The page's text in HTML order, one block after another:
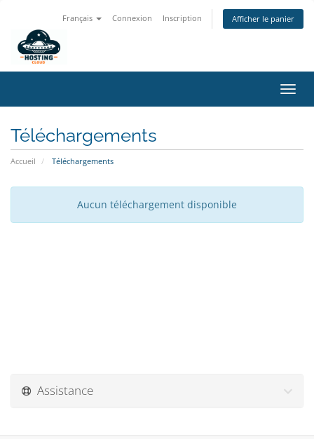
Français Connexion Inscription Afficher le panier
la
Téléchargements
Accueil Téléchargements
Aucun téléchargement disponible
Assistance